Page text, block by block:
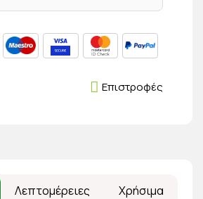
Επιστροφές
Λεπτομέρειες Χρήσιμα